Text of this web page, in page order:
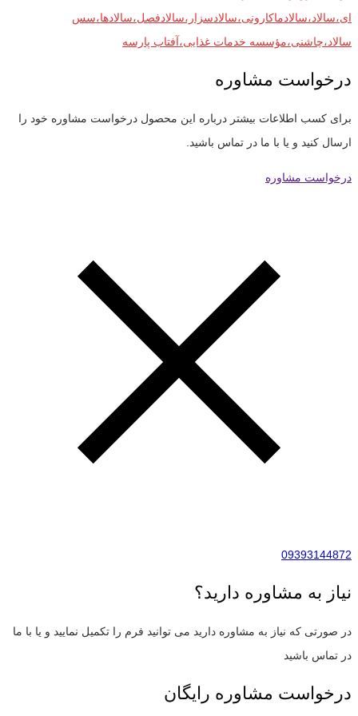
ای،سالاد،سالادماکارونی،سالادسزار،سالادفصل،سالادها،سس
سالاد،چاشنی،مؤسسه خدمات غذایی،آفتاب پارسه
درخواست مشاوره
برای کسب اطلاعات بیشتر درباره این محصول درخواست مشاوره خود را
ارسال کنید و یا با ما در تماس باشید.
درخواست مشاوره
09393144872
نیاز به مشاوره دارید؟
در صورتی که نیاز به مشاوره دارید می توانید فرم را تکمیل نمایید و یا با ما
در تماس باشید
درخواست مشاوره رایگان